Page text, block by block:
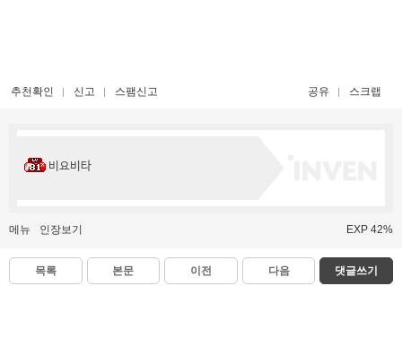
추천확인 신고 스팸신고 공유 스크랩
비요비타
메뉴 인장보기 EXP 42%
목록 본문 이전 다음 댓글쓰기